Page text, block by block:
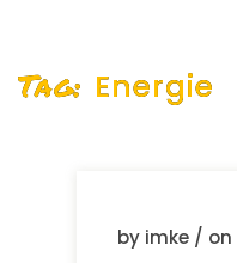
Tag: Energie
by imke / on